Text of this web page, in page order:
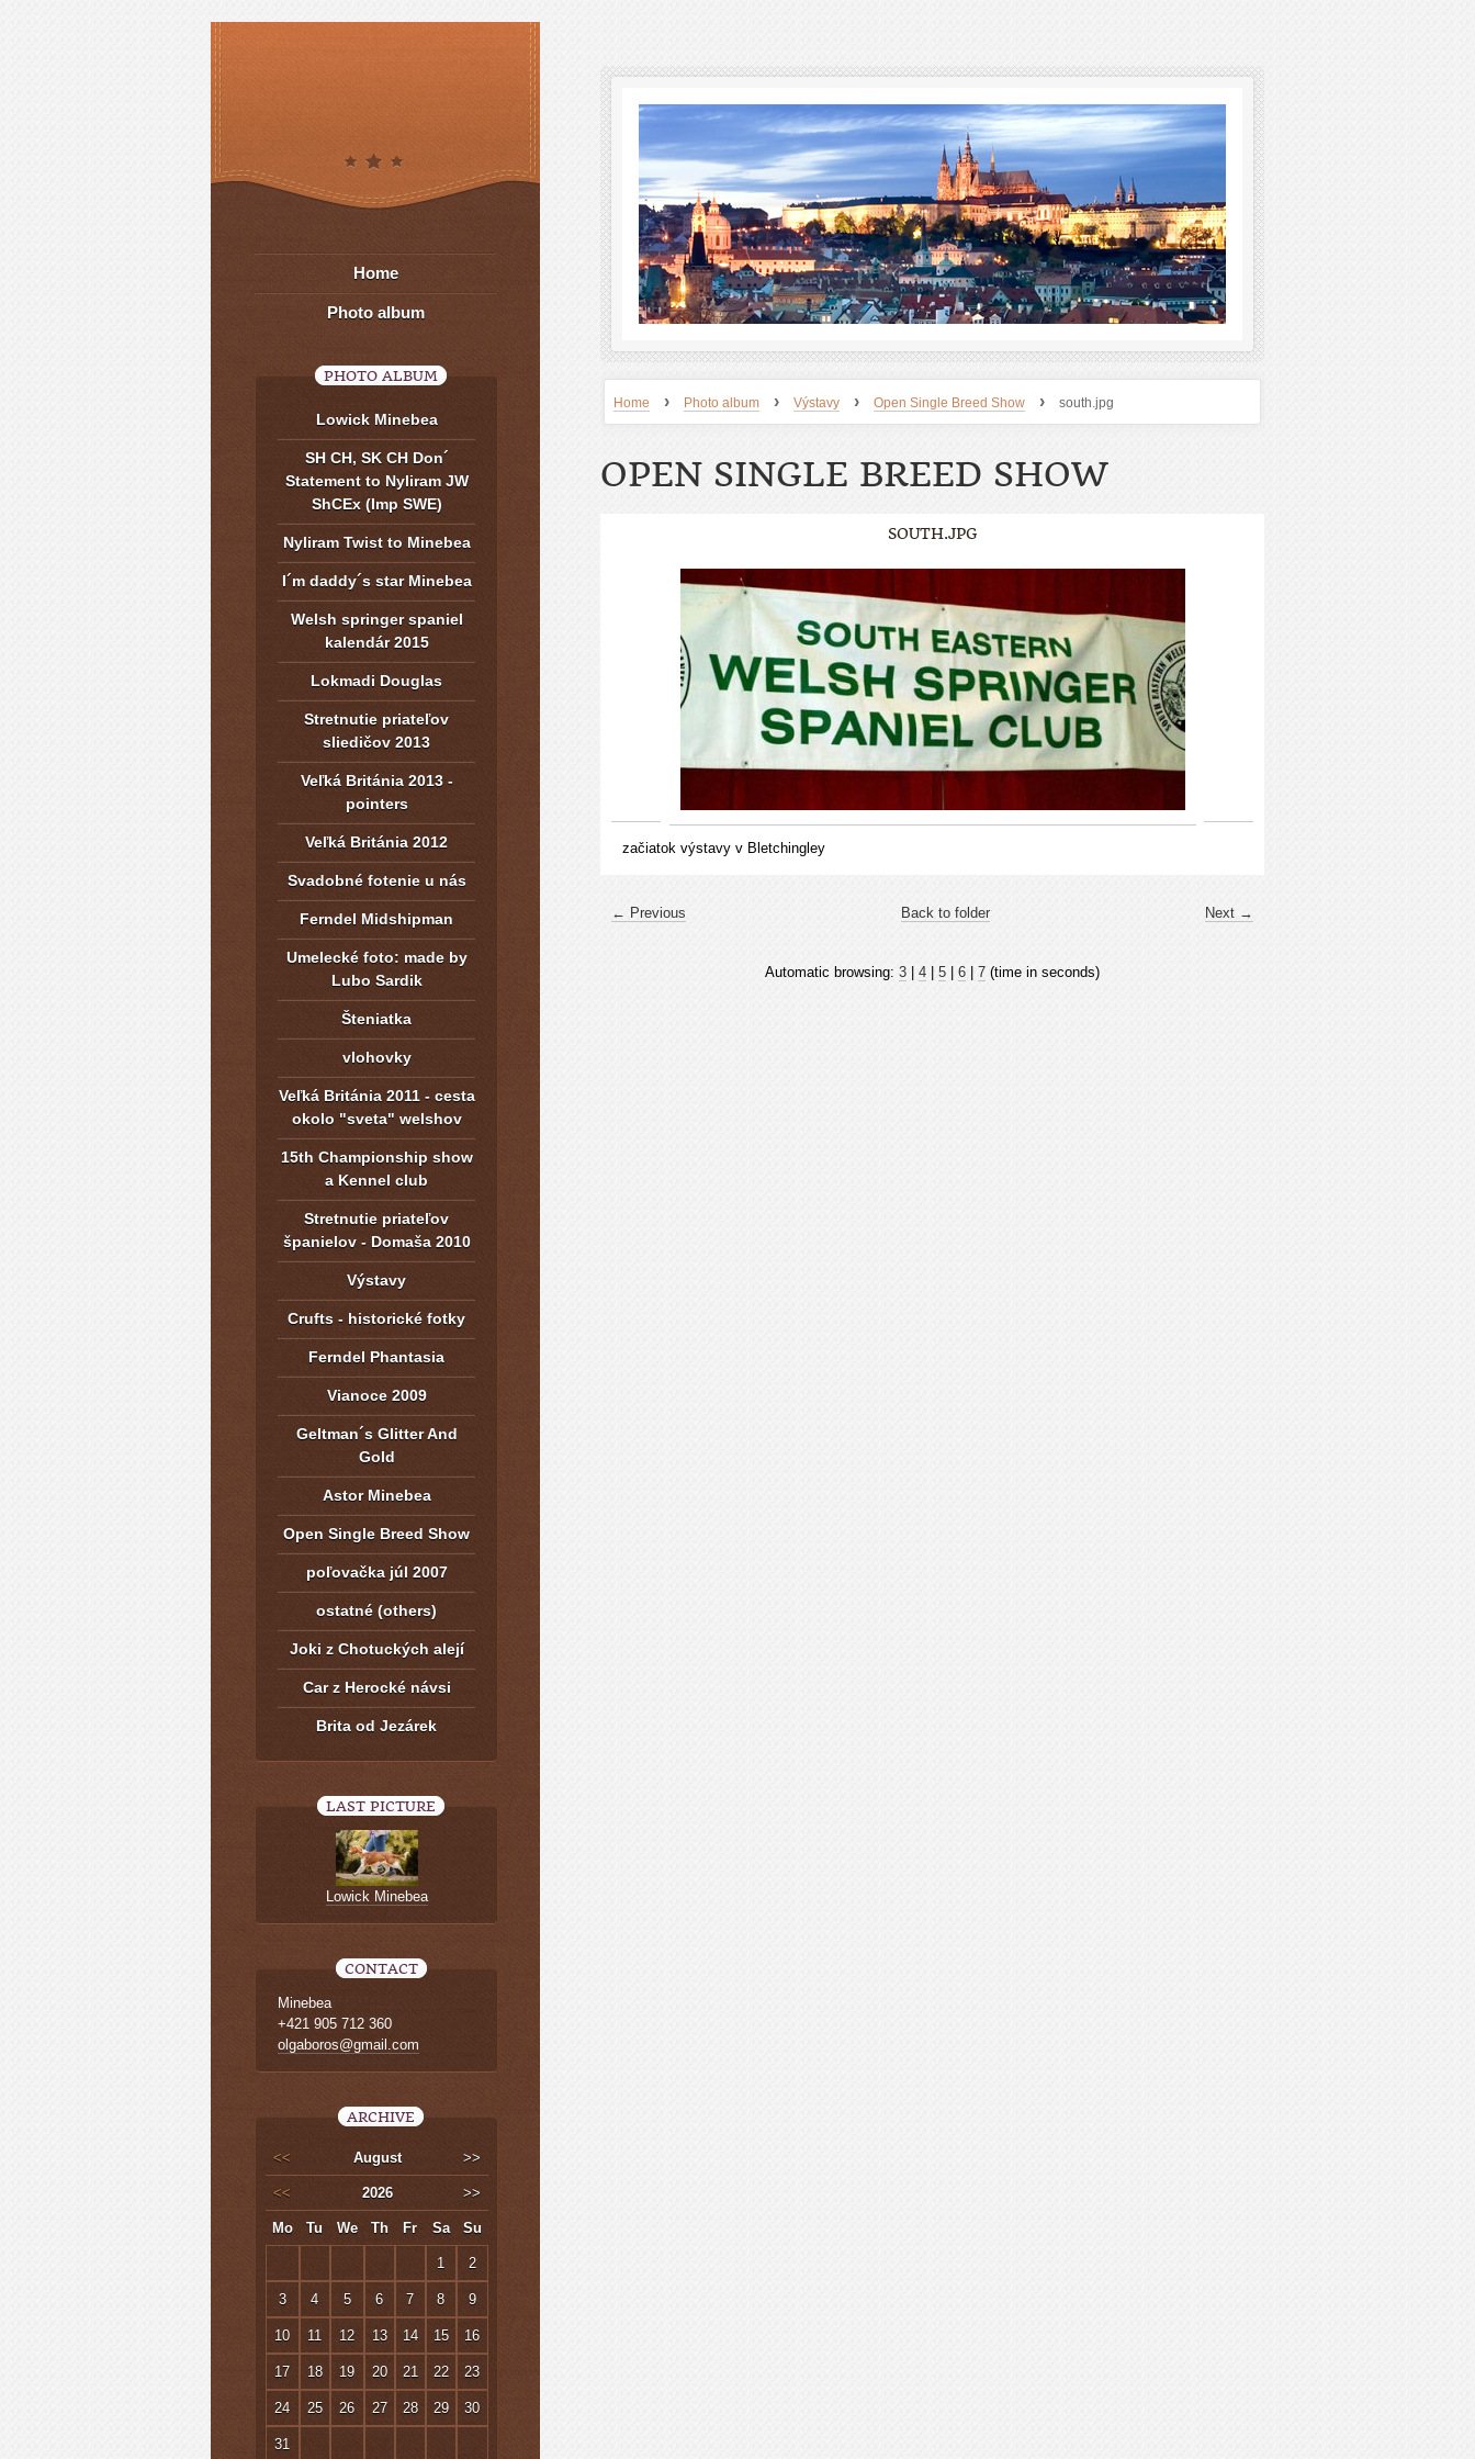
Home › Photo album › Výstavy › Open Single Breed Show › south.jpg
OPEN SINGLE BREED SHOW
SOUTH.JPG
začiatok výstavy v Bletchingley
← Previous Next →
Back to folder
Automatic browsing: 3 4 5 6 7 (time in seconds)
Home
Photo album
PHOTO ALBUM
Lowick Minebea
SH CH, SK CH Don´
Statement to Nyliram JW
ShCEx (Imp SWE)
Nyliram Twist to Minebea
I´m daddy´s star Minebea
Welsh springer spaniel
kalendár 2015
Lokmadi Douglas
Stretnutie priateľov
sliedičov 2013
Veľká Británia 2013 -
pointers
Veľká Británia 2012
Svadobné fotenie u nás
Ferndel Midshipman
Umelecké foto: made by
Lubo Sardik
Šteniatka
vlohovky
Veľká Británia 2011 - cesta
okolo "sveta" welshov
15th Championship show
a Kennel club
Stretnutie priateľov
španielov - Domaša 2010
Výstavy
Crufts - historické fotky
Ferndel Phantasia
Vianoce 2009
Geltman´s Glitter And
Gold
Astor Minebea
Open Single Breed Show
poľovačka júl 2007
ostatné (others)
Joki z Chotuckých alejí
Car z Herocké návsi
Brita od Jezárek
LAST PICTURE
Lowick Minebea
CONTACT
Minebea
+421 905 712 360
olgaboros@gmail.com
ARCHIVE
<< August >>
<< 2026 >>
Mo Tu We Th Fr Sa Su
1 2
3 4 5 6 7 8 9
10 11 12 13 14 15 16
17 18 19 20 21 22 23
24 25 26 27 28 29 30
31